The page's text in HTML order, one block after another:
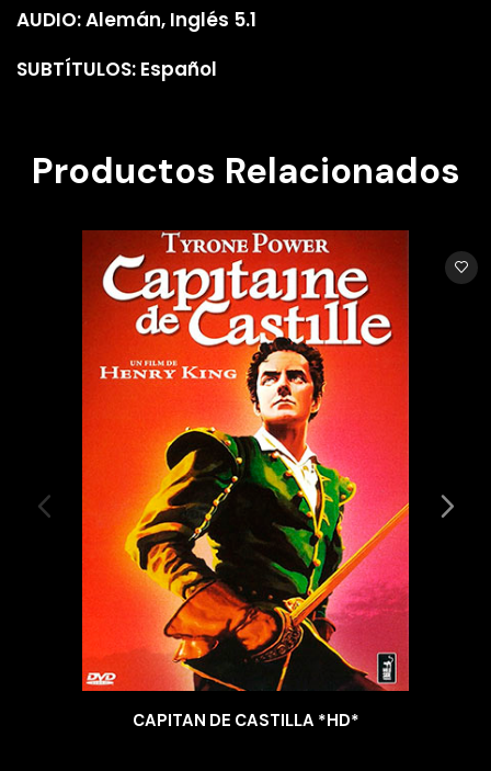
AUDIO: Alemán, Inglés 5.1
SUBTÍTULOS: Español
Productos Relacionados
CAPITAN DE CASTILLA *HD*